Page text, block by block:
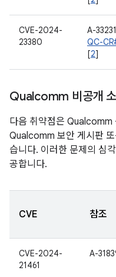
CVE-2024-
23380
A-
QC-
[2]
Qualcomm 비공개
다음 취약점은 Qualcomm
Qualcomm 보안 게시판
습니다. 이러한 문제의 심
공합니다.
CVE 참조
CVE-2024-
21461
A-